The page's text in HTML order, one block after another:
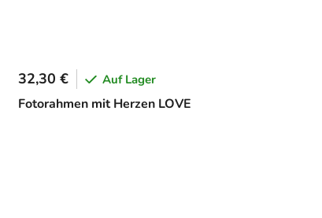
Fotorahmen mit Herzen LOVE
32,30 € Auf Lager